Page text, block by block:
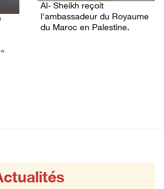
Al- Sheikh reçoit
l'ambassadeur du Royaume
du Maroc en Palestine.